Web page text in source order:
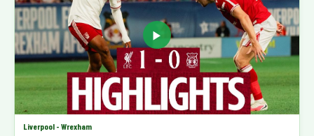
▶
Liverpool - Wrexham